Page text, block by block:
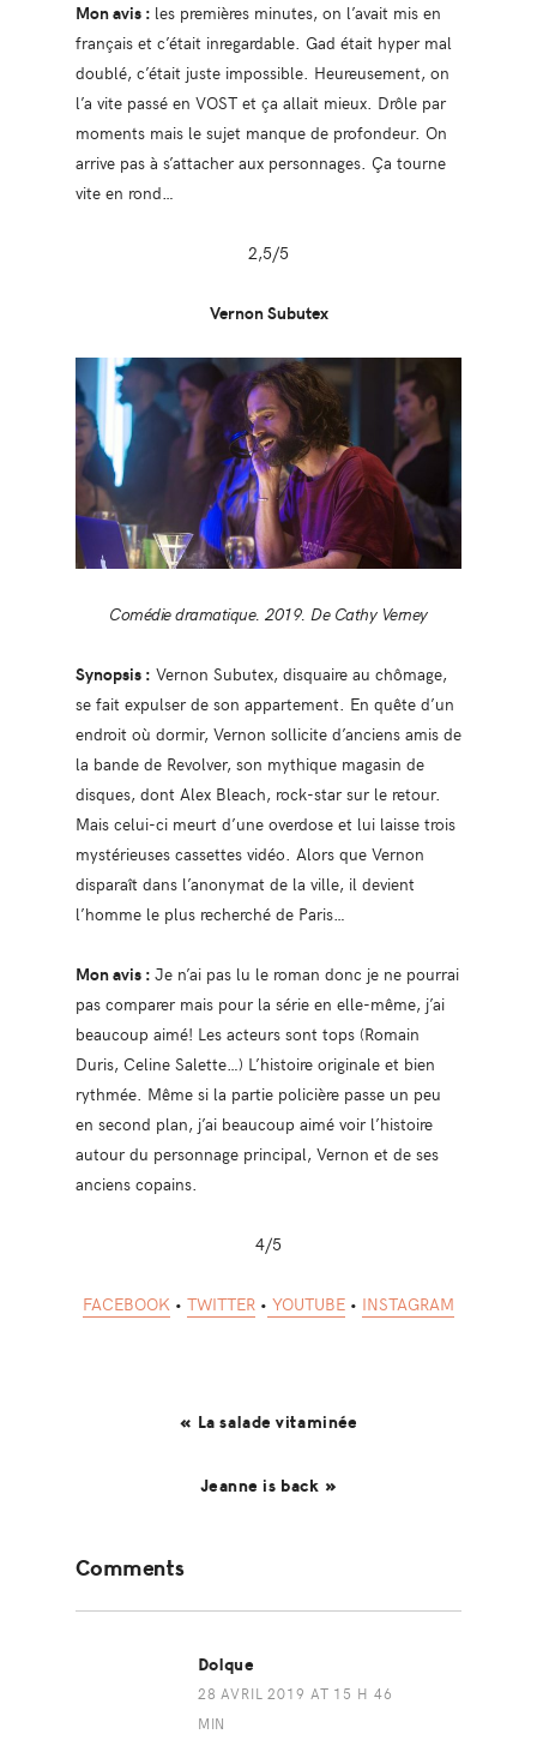
Mon avis : les premières minutes, on l’avait mis en
français et c’était inregardable. Gad était hyper mal
doublé, c’était juste impossible. Heureusement, on
l’a vite passé en VOST et ça allait mieux. Drôle par
moments mais le sujet manque de profondeur. On
arrive pas à s’attacher aux personnages. Ça tourne
vite en rond…
2,5/5
Vernon Subutex
Comédie dramatique. 2019. De Cathy Verney
Synopsis : Vernon Subutex, disquaire au chômage,
se fait expulser de son appartement. En quête d’un
endroit où dormir, Vernon sollicite d’anciens amis de
la bande de Revolver, son mythique magasin de
disques, dont Alex Bleach, rock-star sur le retour.
Mais celui-ci meurt d’une overdose et lui laisse trois
mystérieuses cassettes vidéo. Alors que Vernon
disparaît dans l’anonymat de la ville, il devient
l’homme le plus recherché de Paris…
Mon avis : Je n’ai pas lu le roman donc je ne pourrai
pas comparer mais pour la série en elle-même, j’ai
beaucoup aimé! Les acteurs sont tops (Romain
Duris, Celine Salette…) L’histoire originale et bien
rythmée. Même si la partie policière passe un peu
en second plan, j’ai beaucoup aimé voir l’histoire
autour du personnage principal, Vernon et de ses
anciens copains.
4/5
FACEBOOK • TWITTER • YOUTUBE • INSTAGRAM
« La salade vitaminée
Jeanne is back »
Interactions
Comments
Dolque
28 AVRIL 2019 AT 15 H 46
MIN